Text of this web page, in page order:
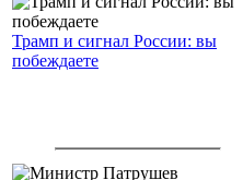
Трамп и сигнал России: вы
побеждаете